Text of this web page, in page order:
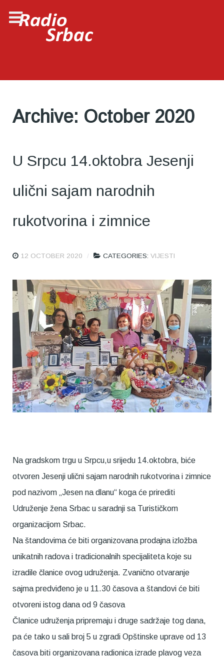
Archive: October 2020
U Srpcu 14.oktobra Jesenji
ulični sajam narodnih
rukotvorina i zimnice
12 OCTOBER 2020 CATEGORIES: VIJESTI
Na gradskom trgu u Srpcu,u srijedu 14.oktobra, biće
otvoren Jesenji ulični sajam narodnih rukotvorina i zimnice
pod nazivom „Jesen na dlanu“ koga će prirediti
Udruženje žena Srbac u saradnji sa Turističkom
organizacijom Srbac.
Na štandovima će biti organizovana prodajna izložba
unikatnih radova i tradicionalnih specijaliteta koje su
izradile članice ovog udruženja. Zvanično otvaranje
sajma predviđeno je u 11.30 časova a štandovi će biti
otvoreni istog dana od 9 časova
Članice udruženja pripremaju i druge sadržaje tog dana,
pa će tako u sali broj 5 u zgradi Opštinske uprave od 13
časova biti organizovana radionica izrade plavog veza